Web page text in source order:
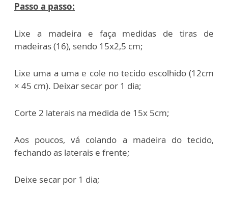
Passo a passo:
Lixe a madeira e faça medidas de tiras de
madeiras (16), sendo 15x2,5 cm;
Lixe uma a uma e cole no tecido escolhido (12cm
× 45 cm). Deixar secar por 1 dia;
Corte 2 laterais na medida de 15x 5cm;
Aos poucos, vá colando a madeira do tecido,
fechando as laterais e frente;
Deixe secar por 1 dia;